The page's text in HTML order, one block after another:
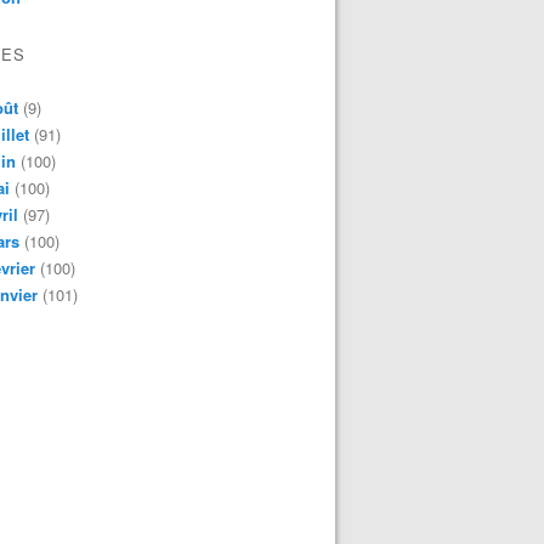
(9)
(91)
(100)
(100)
(97)
(100)
(100)
(101)